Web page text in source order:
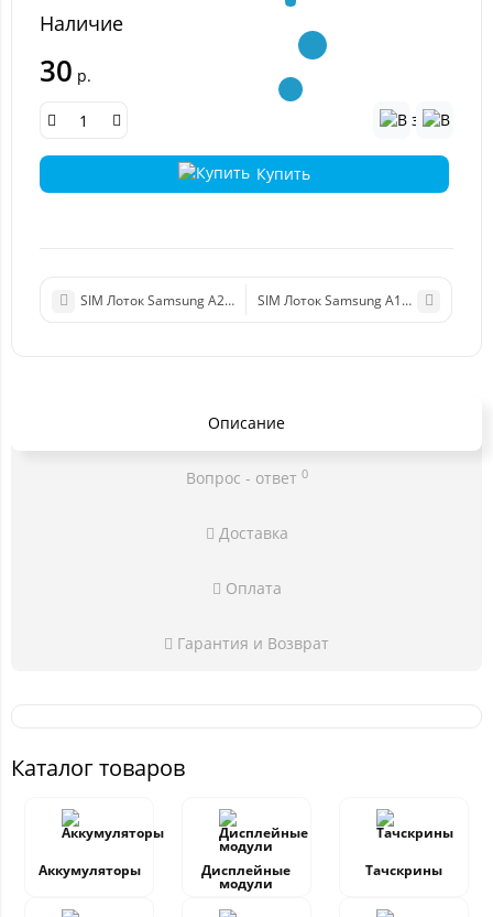
Наличие
30 р.
Купить
SIM Лоток Samsung A205/A305/A505/A705F (A20/A30/A50/A70)
SIM Лоток Samsung A105 (A10)
Описание
Вопрос - ответ 0
Доставка
Оплата
Гарантия и Возврат
Каталог товаров
Аккумуляторы Дисплейные
модули
Тачскрины